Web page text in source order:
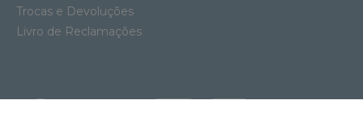
Trocas e Devoluções
Livro de Reclamações